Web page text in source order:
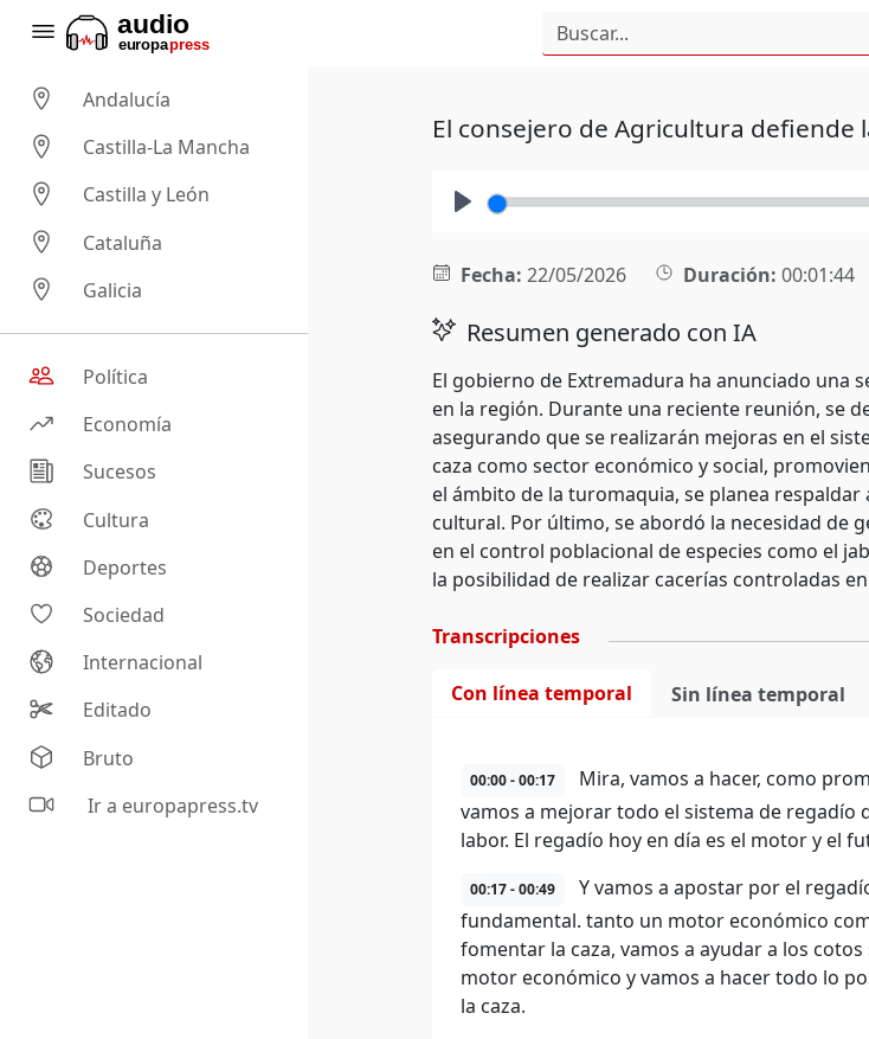
Andalucía
Castilla-La Mancha
Castilla y León
Cataluña
Galicia
Política
Economía
Sucesos
Cultura
Deportes
Sociedad
Internacional
Editado
Bruto
Ir a europapress.tv
El consejero de Agricultura
Fecha: 22/05/2026 Duración: 00:01:44
Resumen generado con IA
El gobierno de Extremadura ha anunciado una
en la región. Durante una reciente reunión, se
asegurando que se realizarán mejoras en el
caza como sector económico y social,
el ámbito de la turomaquia, se planea
cultural. Por último, se abordó la necesidad de
en el control poblacional de especies como el
la posibilidad de realizar cacerías controladas
Transcripciones
Con línea temporal Sin línea temporal
00:00 - 00:17
Mira, vamos a hacer, como
vamos a mejorar todo el sistema de regadío
labor. El regadío hoy en día es el motor y el
00:17 - 00:49
Y vamos a apostar por el
fundamental. tanto un motor económico
fomentar la caza, vamos a ayudar a los
motor económico y vamos a hacer todo lo
la caza.